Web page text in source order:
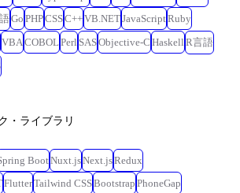
Go PHPCSSC++VB.NETJavaScriptRuby
VBACOBOL Perl SASObjective-C Haskell R言語
・ライブラリ
BootNuxt.jsNext.jsRedux
FlutterTailwind CSSBootstrap PhoneGap